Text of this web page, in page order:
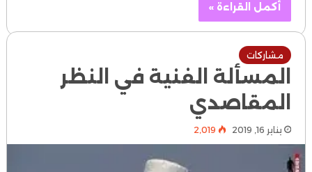
أكمل القراءة »
مشاركات
المسألة الفنية في النظر
المقاصدي
يناير 16, 2019 2٬019